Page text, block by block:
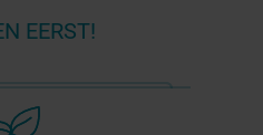
EERST!